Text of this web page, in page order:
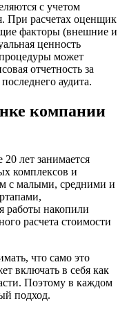
с учетом
При расчетах оценщик
факторы (внешние и
ценность
может
отчетность за
аудита.
компании
лет занимается
комплексов и
с малыми, средними и
работы накопили
расчета стоимости
что само это
включать в себя как
Поэтому в каждом
подход.